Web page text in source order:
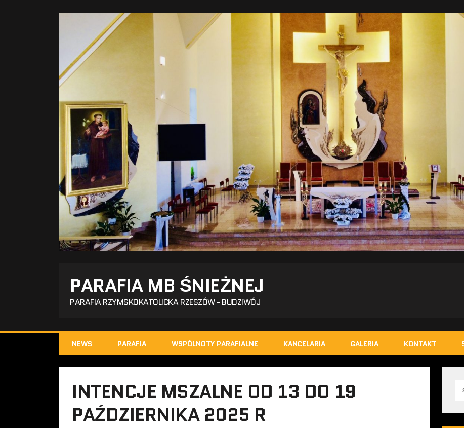
PARAFIA MB ŚNIEŻNEJ
PARAFIA RZYMSKOKATOLICKA RZESZÓW - BUDZIWÓJ
NEWS PARAFIA WSPÓLNOTY PARAFIALNE KANCELARIA GALERIA KONTAKT
INTENCJE MSZALNE OD 13 DO 19
PAŹDZIERNIKA 2025 R